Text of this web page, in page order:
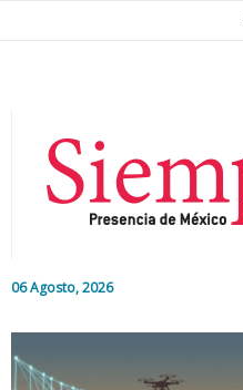
06 Agosto, 2026
Editorial